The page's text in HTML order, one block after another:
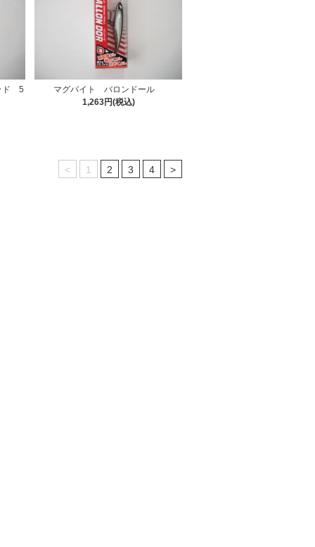
ド 5
マグバイト バロンドール
1,263円(税込)
< 1 2 3 4 >